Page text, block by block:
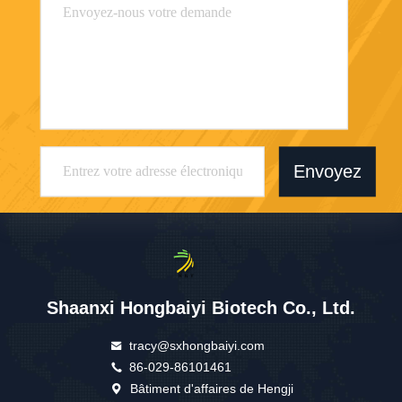
Envoyez
Shaanxi Hongbaiyi Biotech Co., Ltd.
tracy@sxhongbaiyi.com
86-029-86101461
Bâtiment d'affaires de Hengji